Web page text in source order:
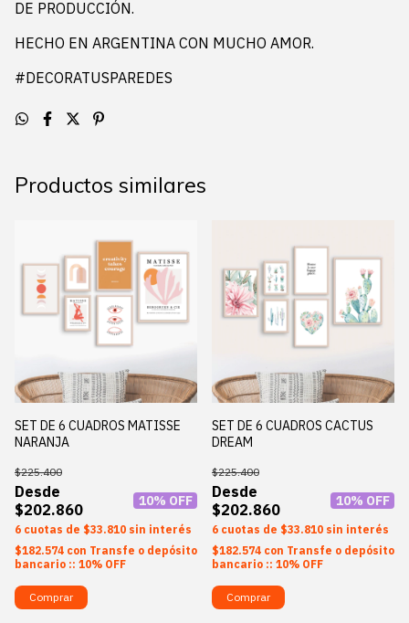
DE PRODUCCIÓN.
HECHO EN ARGENTINA CON MUCHO AMOR.
#DECORATUSPAREDES
Productos similares
SET DE 6 CUADROS MATISSE
NARANJA
$202.860
$225.400
10% OFF
6 $33.810 sin interés
$182.574 con Transfe o depósito
bancario :: 10% OFF
Comprar
SET DE 6 CUADROS CACTUS
DREAM
$202.860
$225.400
10% OFF
6 $33.810 sin interés
$182.574 con Transfe o depósito
bancario :: 10% OFF
Comprar